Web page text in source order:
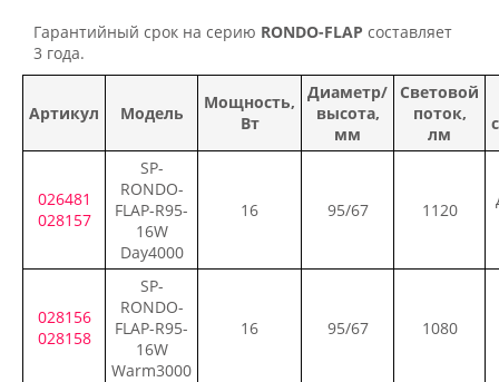
Гарантийный срок на серию RONDO-FLAP составляет
3 года.
Артикул Модель
Мощность,
Вт
Диаметр/
высота,
мм
Световой
поток,
лм
026481
028157
SP-
RONDO-
FLAP-R95-
16W
Day4000
16 95/67 1120
028156
028158
SP-
RONDO-
FLAP-R95-
16W
Warm3000
16 95/67 1080